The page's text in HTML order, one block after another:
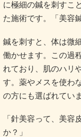
に極細の鍼を刺すこ
た施術です。「美容
鍼を刺すと、体は微
働かせます。この過
れており、肌のハリ
す。薬やメスを使わ
の方にも選ばれてい
「針美容って、美容
か？」